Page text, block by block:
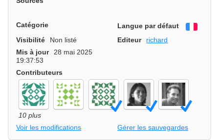
Catégorie Langue par défaut
Visibilité
Non listé Editeur
richard
Mis à jour
28 mai 2025
19:37:53
Contributeurs
10 plus
Voir les modifications
Gérer les sauvegardes